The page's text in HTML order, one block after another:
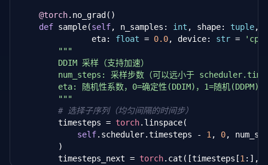
@torch.no_grad()
def sample(self, n_samples: int , shape: tuple,
               eta:
float = 0.0, device: str =
'cpu'
"""
        DDIM 采样（支持加速）
num_steps: 采样步数（可以远小于
        eta: 随机性系数，0=确定性(DDIM)，1=随机(DDPM)
        """
# 选择子序列（均匀间隔的时间步）
        timesteps =
torch.linspace(
self.scheduler.timesteps - 1 , 0,
        )
        timesteps_next =
torch.cat([timesteps[1 :],